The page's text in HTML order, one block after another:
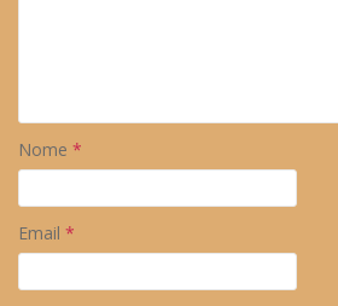
Nome *
Email *